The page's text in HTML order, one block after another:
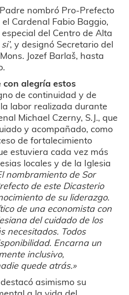
nombró Pro-Prefecto
Cardenal Fabio Baggio,
del Centro de Alta
, y designó Secretario del
Jozef Barlaš, hasta
con alegría estos
de continuidad y de
labor realizada durante
Michael Czerny, S.J., que
y acompañado, como
de fortalecimiento
estuviera cada vez más
locales y de la Iglesia
nombramiento de Sor
de este Dicasterio
de su liderazgo.
de una economista con
del cuidado de los
necesitados. Todos
Encarna un
inclusivo,
quede atrás.»
asimismo su